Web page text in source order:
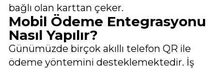
bağlı olan karttan çeker.
Mobil Ödeme Entegrasyonu
Nasıl Yapılır?
Günümüzde birçok akıllı telefon QR ile
ödeme yöntemini desteklemektedir. İş